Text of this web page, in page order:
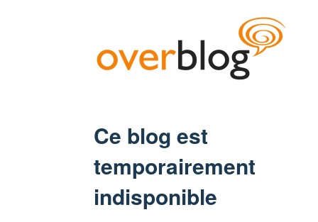
Ce blog est
temporairement
indisponible